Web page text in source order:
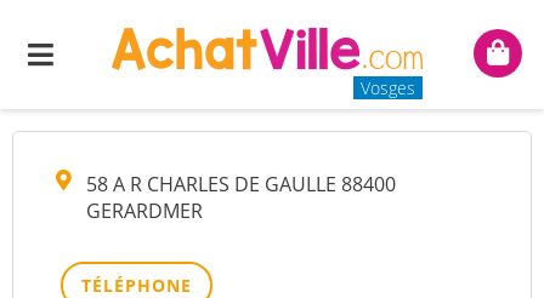
Menu
Vosges
Mon
TELE TECHNIQUE SARL
58 A R CHARLES DE GAULLE 88400
GERARDMER
TÉLÉPHONE